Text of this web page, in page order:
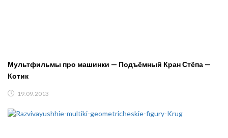
Мультфильмы про машинки — Подъёмный Кран Стёпа —
Котик
19.09.2013